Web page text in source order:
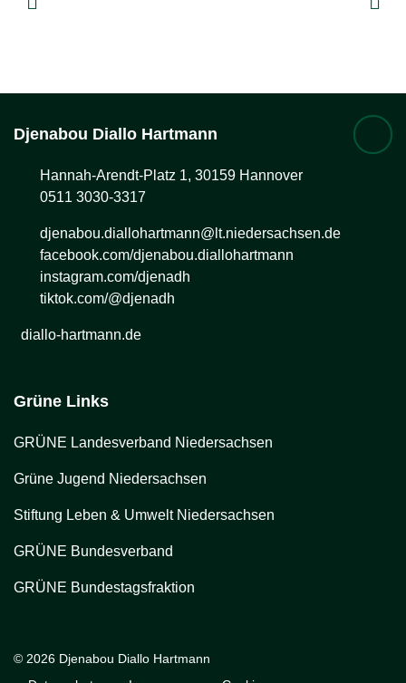
Djenabou Diallo Hartmann
Hannah-Arendt-Platz 1, 30159 Hannover
0511 3030-3317
djenabou.diallohartmann@lt.niedersachsen.de
facebook.com/djenabou.diallohartmann
instagram.com/djenadh
tiktok.com/@djenadh
diallo-hartmann.de
Grüne Links
GRÜNE Landesverband Niedersachsen
Grüne Jugend Niedersachsen
Stiftung Leben & Umwelt Niedersachsen
GRÜNE Bundesverband
GRÜNE Bundestagsfraktion
© 2026 Djenabou Diallo Hartmann